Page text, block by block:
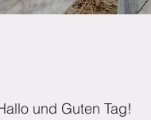
und Guten Tag!